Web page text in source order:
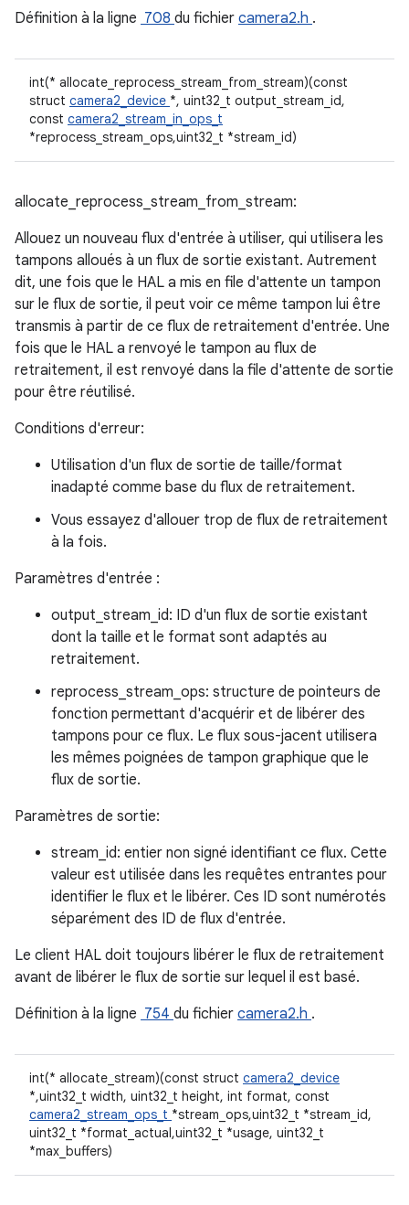
Définition à la ligne 708 du fichier camera2.h .
int(* allocate_reprocess_stream_from_stream)(const
struct camera2_device *, uint32_t output_stream_id,
const camera2_stream_in_ops_t
*reprocess_stream_ops,uint32_t *stream_id)
allocate_reprocess_stream_from_stream:
Allouez un nouveau flux d'entrée à utiliser, qui utilisera les
tampons alloués à un flux de sortie existant. Autrement
dit, une fois que le HAL a mis en file d'attente un tampon
sur le flux de sortie, il peut voir ce même tampon lui être
transmis à partir de ce flux de retraitement d'entrée. Une
fois que le HAL a renvoyé le tampon au flux de
retraitement, il est renvoyé dans la file d'attente de sortie
pour être réutilisé.
Conditions d'erreur:
Utilisation d'un flux de sortie de taille/format
inadapté comme base du flux de retraitement.
Vous essayez d'allouer trop de flux de retraitement
à la fois.
Paramètres d'entrée :
output_stream_id: ID d'un flux de sortie existant
dont la taille et le format sont adaptés au
retraitement.
reprocess_stream_ops: structure de pointeurs de
fonction permettant d'acquérir et de libérer des
tampons pour ce flux. Le flux sous-jacent utilisera
les mêmes poignées de tampon graphique que le
flux de sortie.
Paramètres de sortie:
stream_id: entier non signé identifiant ce flux. Cette
valeur est utilisée dans les requêtes entrantes pour
identifier le flux et le libérer. Ces ID sont numérotés
séparément des ID de flux d'entrée.
Le client HAL doit toujours libérer le flux de retraitement
avant de libérer le flux de sortie sur lequel il est basé.
Définition à la ligne 754 du fichier camera2.h .
int(* allocate_stream)(const struct camera2_device
*,uint32_t width, uint32_t height, int format, const
camera2_stream_ops_t *stream_ops,uint32_t *stream_id,
uint32_t *format_actual,uint32_t *usage, uint32_t
*max_buffers)